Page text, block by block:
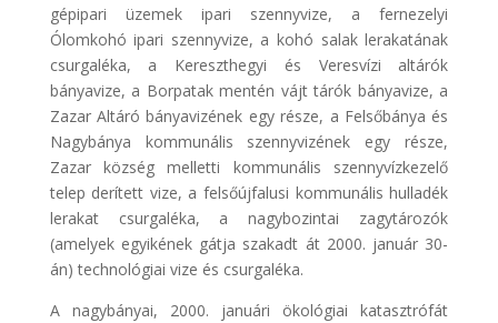
gépipari üzemek ipari szennyvize, a fernezelyi
Ólomkohó ipari szennyvize, a kohó salak lerakatának
csurgaléka, a Kereszthegyi és Veresvízi altárók
bányavize, a Borpatak mentén vájt tárók bányavize, a
Zazar Altáró bányavizének egy része, a Felsőbánya és
Nagybánya kommunális szennyvizének egy része,
Zazar község melletti kommunális szennyvízkezelő
telep derített vize, a felsőújfalusi kommunális hulladék
lerakat csurgaléka, a nagybozintai zagytározók
(amelyek egyikének gátja szakadt át 2000. január 30-
án) technológiai vize és csurgaléka.
A nagybányai, 2000. januári ökológiai katasztrófát